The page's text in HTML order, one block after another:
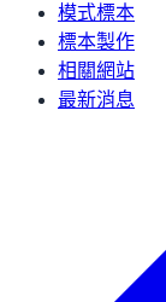
模式標本
標本製作
相關網站
最新消息